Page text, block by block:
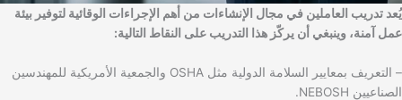
يُعد تدريب العاملين في مجال الإنشاءات من أهم الإجراءات الوقائية لتوفير بيئة
عمل آمنة، وينبغي أن يركّز هذا التدريب على النقاط التالية:
– التعريف بمعايير السلامة الدولية مثل OSHA والجمعية الأمريكية للمهندسين
الصناعيين NEBOSH.